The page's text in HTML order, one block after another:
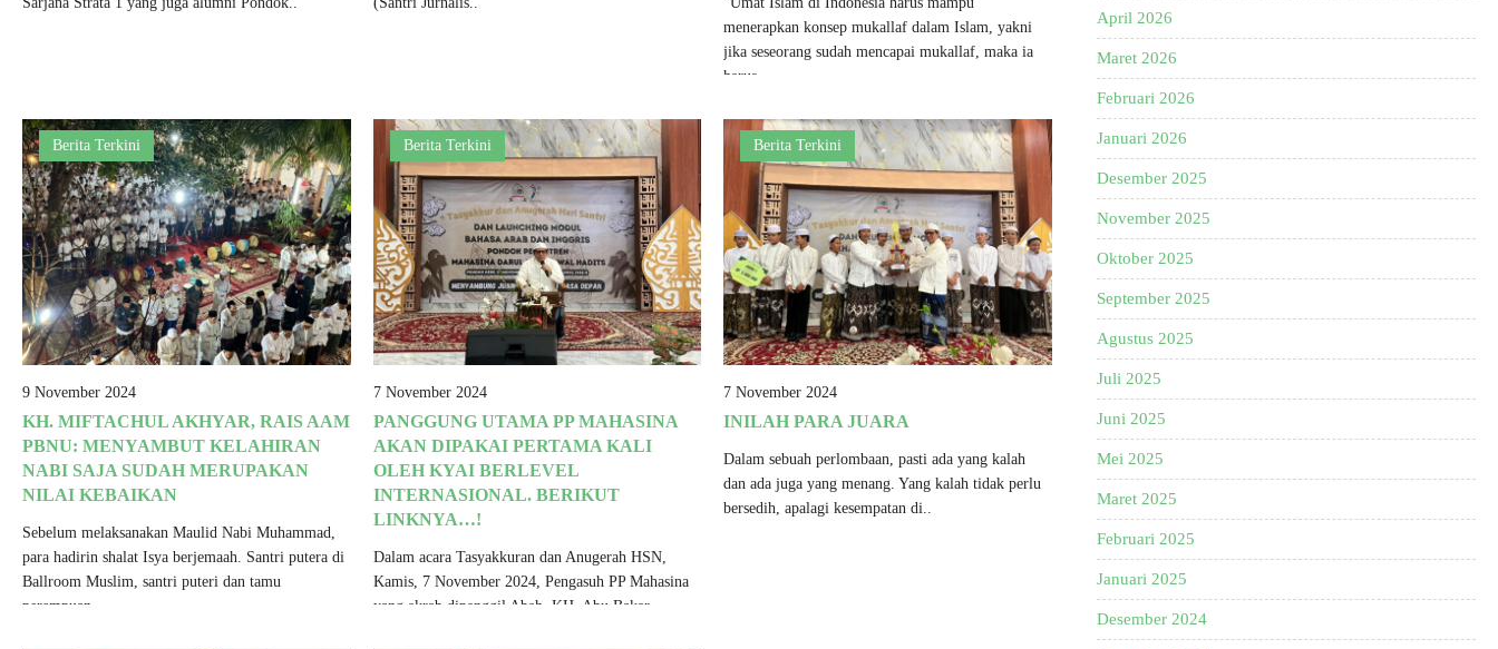
menerapkan konsep mukallaf dalam Islam, yakni
jika seseorang sudah mencapai mukallaf, maka ia
harus..
Berita Terkini
9 November 2024
KH. MIFTACHUL AKHYAR, RAIS AAM
PBNU: MENYAMBUT KELAHIRAN
NABI SAJA SUDAH MERUPAKAN
NILAI KEBAIKAN
Sebelum melaksanakan Maulid Nabi Muhammad,
para hadirin shalat Isya berjemaah. Santri putera di
Ballroom Muslim, santri puteri dan tamu
perempuan..
Berita Terkini
7 November 2024
PANGGUNG UTAMA PP MAHASINA
AKAN DIPAKAI PERTAMA KALI
OLEH KYAI BERLEVEL
INTERNASIONAL. BERIKUT
LINKNYA…!
Dalam acara Tasyakkuran dan Anugerah HSN,
Kamis, 7 November 2024, Pengasuh PP Mahasina
yang akrab dipanggil Abah, KH. Abu Bakar..
Berita Terkini
7 November 2024
INILAH PARA JUARA
Dalam sebuah perlombaan, pasti ada yang kalah
dan ada juga yang menang. Yang kalah tidak perlu
bersedih, apalagi kesempatan di..
April 2026
Maret 2026
Februari 2026
Januari 2026
Desember 2025
November 2025
Oktober 2025
September 2025
Agustus 2025
Juli 2025
Juni 2025
Mei 2025
Maret 2025
Februari 2025
Januari 2025
Desember 2024